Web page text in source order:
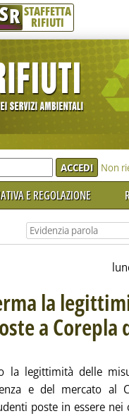
la notizia.
SR STAFFETTA
RIFIUTI
Non
E REGOLAZIONE
la
a
la legittimità delle
e del mercato al
poste in essere